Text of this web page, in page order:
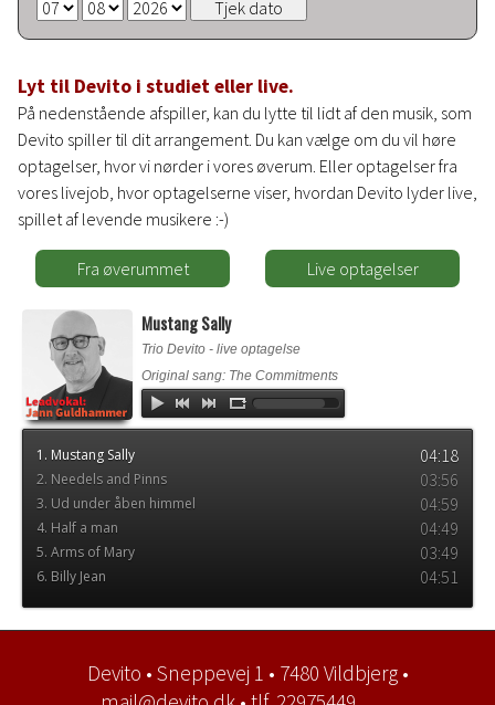
Lyt til Devito i studiet eller live.
På nedenstående afspiller, kan du lytte til lidt af den musik, som
Devito spiller til dit arrangement. Du kan vælge om du vil høre
optagelser, hvor vi nørder i vores øverum. Eller optagelser fra
vores livejob, hvor optagelserne viser, hvordan Devito lyder live,
spillet af levende musikere :-)
Fra øverummet Live optagelser
Mustang Sally
Trio Devito - live optagelse
Original sang: The Commitments
1. Mustang Sally 04:18
2. Needels and Pinns 03:56
3. Ud under åben himmel 04:59
4. Half a man 04:49
5. Arms of Mary 03:49
6. Billy Jean 04:51
Devito • Sneppevej 1 • 7480 Vildbjerg •